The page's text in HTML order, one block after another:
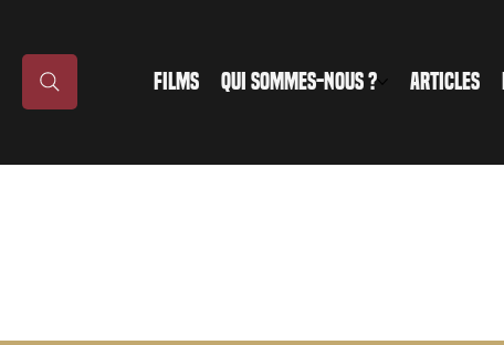
FILMS QUI SOMMES-NOUS ? ARTICLES